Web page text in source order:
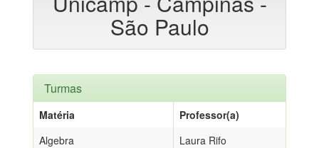
São Paulo
Turmas
Matéria
Professor(a)
Algebra
Laura Rifo